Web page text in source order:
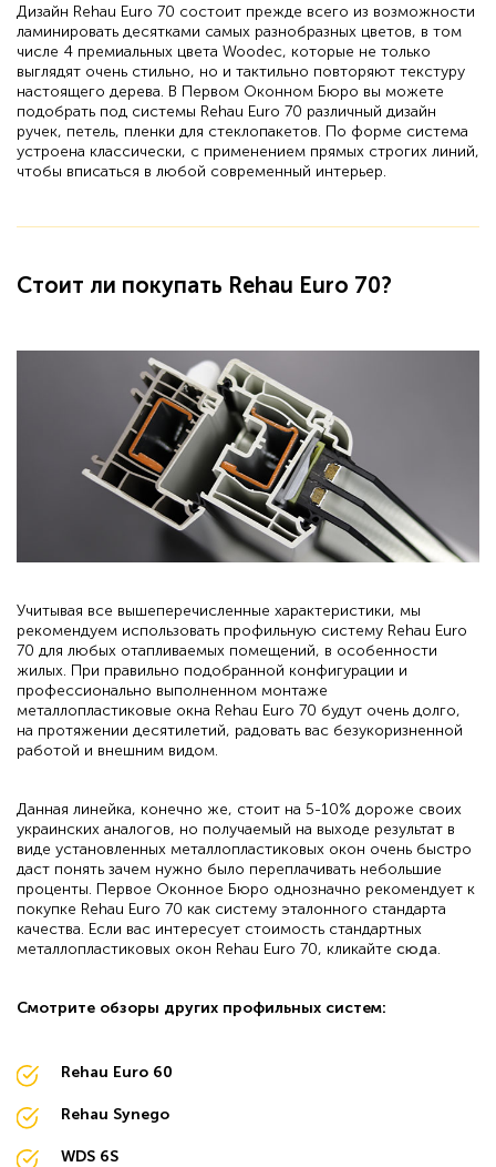
Дизайн Rehau Euro 70 состоит прежде всего из возможности
ламинировать десятками самых разнобразных цветов, в том
числе 4 премиальных цвета Woodec, которые не только
выглядят очень стильно, но и тактильно повторяют текстуру
настоящего дерева. В Первом Оконном Бюро вы можете
подобрать под системы Rehau Euro 70 различный дизайн
ручек, петель, пленки для стеклопакетов. По форме система
устроена классически, с применением прямых строгих линий,
чтобы вписаться в любой современный интерьер.
Стоит ли покупать Rehau Euro 70?
Учитывая все вышеперечисленные характеристики, мы
рекомендуем использовать профильную систему Rehau Euro
70 для любых отапливаемых помещений, в особенности
жилых. При правильно подобранной конфигурации и
профессионально выполненном монтаже
металлопластиковые окна Rehau Euro 70 будут очень долго,
на протяжении десятилетий, радовать вас безукоризненной
работой и внешним видом.
Данная линейка, конечно же, стоит на 5-10% дороже своих
украинских аналогов, но получаемый на выходе результат в
виде установленных металлопластиковых окон очень быстро
даст понять зачем нужно было переплачивать небольшие
проценты. Первое Оконное Бюро однозначно рекомендует к
покупке Rehau Euro 70 как систему эталонного стандарта
качества. Если вас интересует стоимость стандартных
металлопластиковых окон Rehau Euro 70, кликайте сюда.
Смотрите обзоры других профильных систем:
Rehau Euro 60
Rehau Synego
WDS 6S